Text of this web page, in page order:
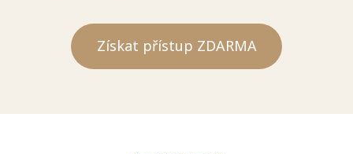
Získat přístup ZDARMA